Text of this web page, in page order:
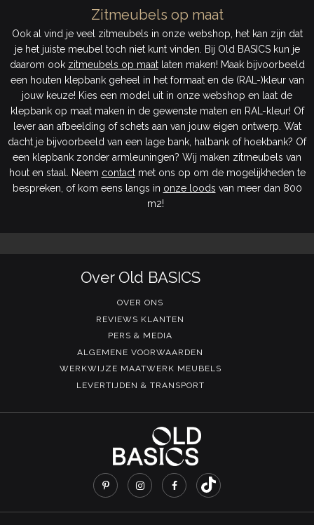
Zitmeubels op maat
Ook al vind je veel zitmeubels in onze webshop, het kan zijn dat
je het juiste meubel toch niet kunt vinden. Bij Old BASICS kun je
daarom ook zitmeubels op maatlaten maken! Maak bijvoorbeeld
een houten klepbank geheel in het formaat en de (RAL-)kleur van
jouw keuze! Kies een model uit in onze webshop en laat de
klepbank op maat maken in de gewenste maten en RAL-kleur! Of
lever aan afbeelding of schets aan van jouw eigen ontwerp. Wat
dacht je bijvoorbeeld van een lage bank, halbank of hoekbank? Of
een klepbank zonder armleuningen? Wij maken zitmeubels van
hout en staal. Neem contactmet ons op om de mogelijkheden te
bespreken, of kom eens langs in onze loods van meer dan 800
m2!
Over Old BASICS
OVER ONS
REVIEWS KLANTEN
PERS & MEDIA
ALGEMENE VOORWAARDEN
WERKWIJZE MAATWERK MEUBELS
LEVERTIJDEN & TRANSPORT